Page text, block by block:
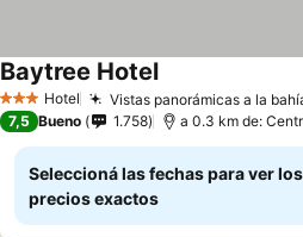
3 Estrellas
Hotel Vistas panorámicas a la
Baytree Hotel
7,5 Bueno 1.758
Seleccioná las fechas para ver los
precios exactos